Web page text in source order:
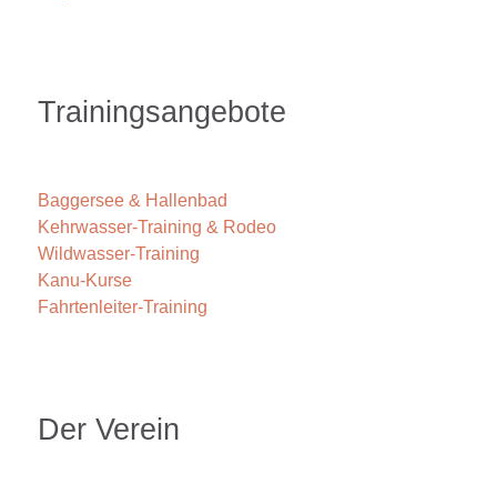
Trainingsangebote
Baggersee & Hallenbad
Kehrwasser-Training & Rodeo
Wildwasser-Training
Kanu-Kurse
Fahrtenleiter-Training
Der Verein